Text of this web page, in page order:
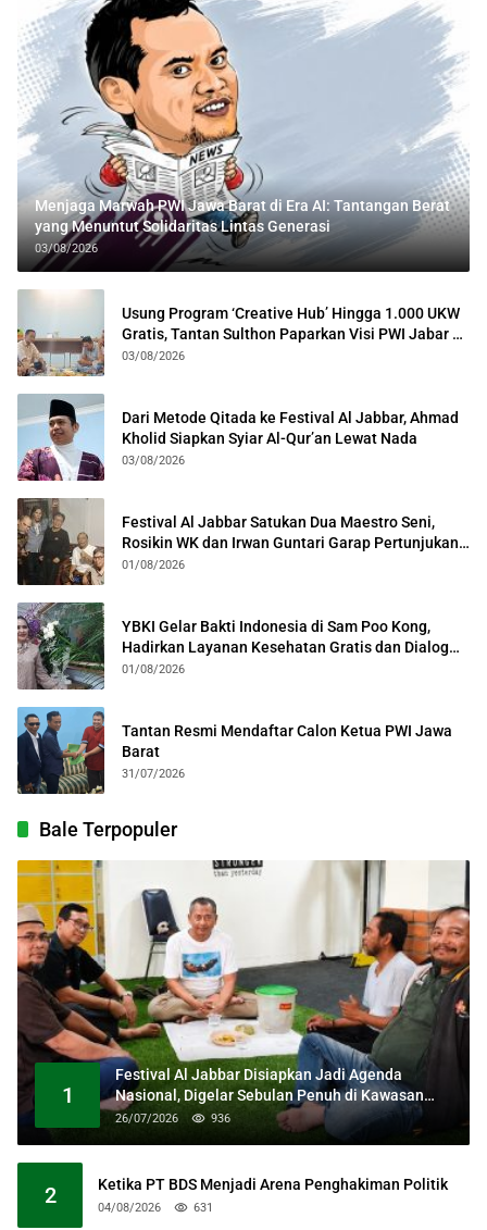
Menjaga Marwah PWI Jawa Barat di Era AI: Tantangan Berat
yang Menuntut Solidaritas Lintas Generasi
03/08/2026
Usung Program ‘Creative Hub’ Hingga 1.000 UKW
Gratis, Tantan Sulthon Paparkan Visi PWI Jabar di
Kota Bogor
03/08/2026
Dari Metode Qitada ke Festival Al Jabbar, Ahmad
Kholid Siapkan Syiar Al-Qur’an Lewat Nada
03/08/2026
Festival Al Jabbar Satukan Dua Maestro Seni,
Rosikin WK dan Irwan Guntari Garap Pertunjukan
Kolosal
01/08/2026
YBKI Gelar Bakti Indonesia di Sam Poo Kong,
Hadirkan Layanan Kesehatan Gratis dan Dialog
Kebangsaan
01/08/2026
Tantan Resmi Mendaftar Calon Ketua PWI Jawa
Barat
31/07/2026
Bale Terpopuler
1
Festival Al Jabbar Disiapkan Jadi Agenda
Nasional, Digelar Sebulan Penuh di Kawasan
Masjid Raya Al Jabbar
26/07/2026 936
2 Ketika PT BDS Menjadi Arena Penghakiman Politik
04/08/2026 631